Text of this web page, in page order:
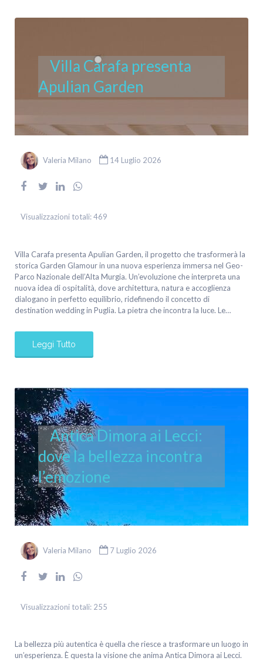
Villa Carafa presenta
Apulian Garden
Valeria Milano 14 Luglio 2026
Visualizzazioni totali:469
Villa Carafa presenta Apulian Garden, il progetto che trasformerà la
storica Garden Glamour in una nuova esperienza immersa nel Geo-
Parco Nazionale dell’Alta Murgia. Un’evoluzione che interpreta una
nuova idea di ospitalità, dove architettura, natura e accoglienza
dialogano in perfetto equilibrio, ridefinendo il concetto di
destination wedding in Puglia. La pietra che incontra la luce. Le…
Leggi Tutto
Antica Dimora ai Lecci:
dove la bellezza incontra
l’emozione
Valeria Milano 7 Luglio 2026
Visualizzazioni totali: 255
La bellezza più autentica è quella che riesce a trasformare un luogo in
un’esperienza. È questa la visione che anima Antica Dimora ai Lecci.